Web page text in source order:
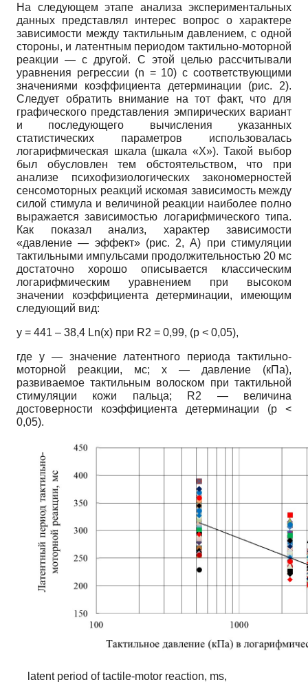
На следующем этапе анализа экспериментальных
данных представлял интерес вопрос о характере
зависимости между тактильным давлением, с одной
стороны, и латентным периодом тактильно-моторной
реакции — с другой. С этой целью рассчитывали
уравнения регрессии (n = 10) с соответствующими
значениями коэффициента детерминации (рис. 2).
Следует обратить внимание на тот факт, что для
графического представления эмпирических вариант
и последующего вычисления указанных
статистических параметров использовалась
логарифмическая шкала (шкала «Х»). Такой выбор
был обусловлен тем обстоятельством, что при
анализе психофизиологических закономерностей
сенсомоторных реакций искомая зависимость между
силой стимула и величиной реакции наиболее полно
выражается зависимостью логарифмического типа.
Как показал анализ, характер зависимости
«давление — эффект» (рис. 2, А) при стимуляции
тактильными импульсами продолжительностью 20 мс
достаточно хорошо описывается классическим
логарифмическим уравнением при высоком
значении коэффициента детерминации, имеющим
следующий вид:
y = 441 – 38,4 Ln(x) при R2 = 0,99, (p < 0,05),
где у — значение латентного периода тактильно-
моторной реакции, мс; х — давление (кПа),
развиваемое тактильным волоском при тактильной
стимуляции кожи пальца; R2 — величина
достоверности коэффициента детерминации (p <
0,05).
latent period of tactile-motor reaction, ms,